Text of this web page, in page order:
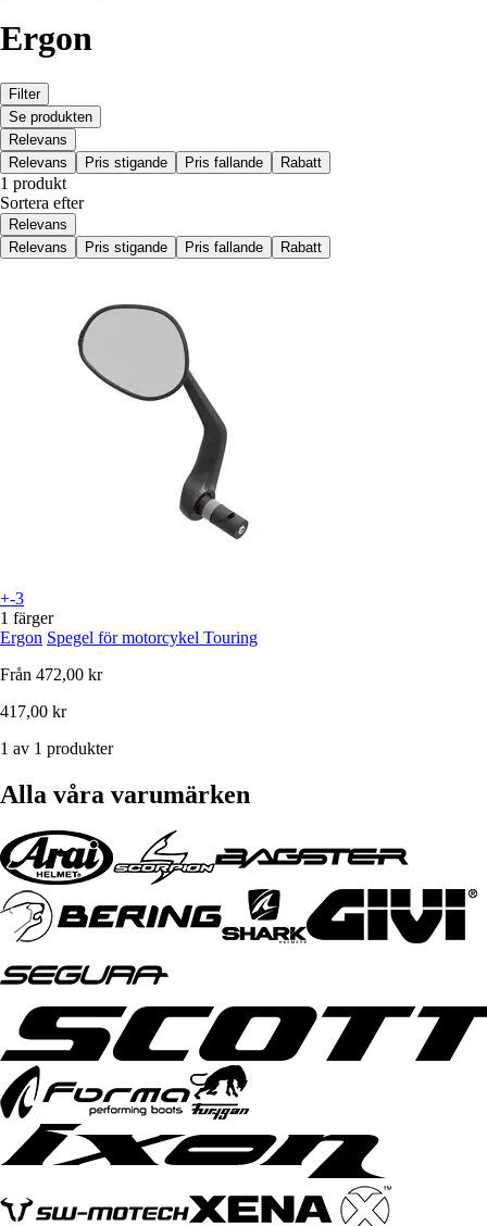
Ergon
Filter
Se produkten
Relevans
Relevans
Pris stigande Pris fallande Rabatt
1 produkt
Sortera efter
Relevans
Relevans
Pris stigande Pris fallande Rabatt
+-3
1 färger
Ergon Spegel för motorcykel Touring
Från 472,00 kr
417,00 kr
1 av 1 produkter
Alla våra varumärken